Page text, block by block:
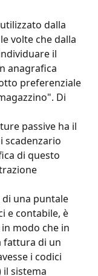
dalla
volte che dalla
il
anagrafica
preferenziale
Di
passive ha il
scadenzario
di questo
una puntale
e contabile, è
modo che in
fattura di un
i codici
sistema